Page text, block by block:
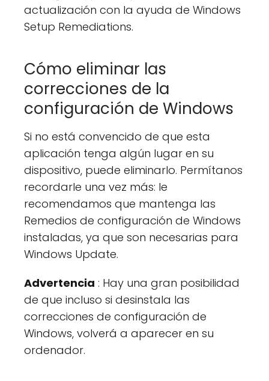
actualización con la ayuda de Windows
Setup Remediations.
Cómo eliminar las
correcciones de la
configuración de Windows
Si no está convencido de que esta
aplicación tenga algún lugar en su
dispositivo, puede eliminarlo. Permítanos
recordarle una vez más: le
recomendamos que mantenga las
Remedios de configuración de Windows
instaladas, ya que son necesarias para
Windows Update.
Advertencia : Hay una gran posibilidad
de que incluso si desinstala las
correcciones de configuración de
Windows, volverá a aparecer en su
ordenador.